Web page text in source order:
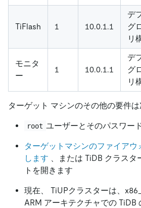
TiFlash 1 10.0.1.1
デ
グ
リ
モニタ
ー
1 10.0.1.1
デ
グ
リ
ターゲット マシンのその他の要件は
root ユーザーとそのパスワー
ターゲットマシンのファイアウ
します 、または TiDB クラス
トを開きます
現在、 TiUPクラスターは、
ARM アーキテクチャでの TiDB